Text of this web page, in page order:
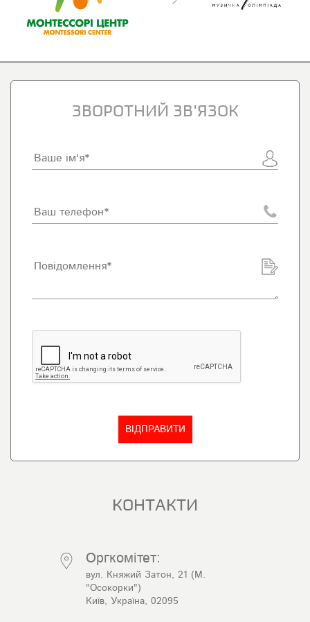
ЗВОРОТНИЙ ЗВ'ЯЗОК
КОНТАКТИ
Оргкомітет:
вул. Княжий Затон, 21 (М.
"Осокорки")
Київ, Україна, 02095